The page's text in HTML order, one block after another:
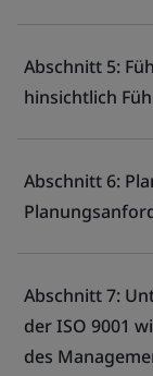
Abschnitt 5:
hinsichtlich
Abschnitt 6:
Abschnitt 7:
der ISO 9001
des